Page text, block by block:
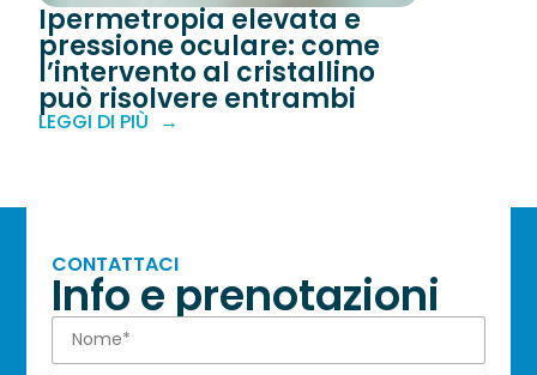
Ipermetropia elevata e
pressione oculare: come
l’intervento al cristallino
può risolvere entrambi
LEGGI DI PIÙ
CONTATTACI
Info e prenotazioni